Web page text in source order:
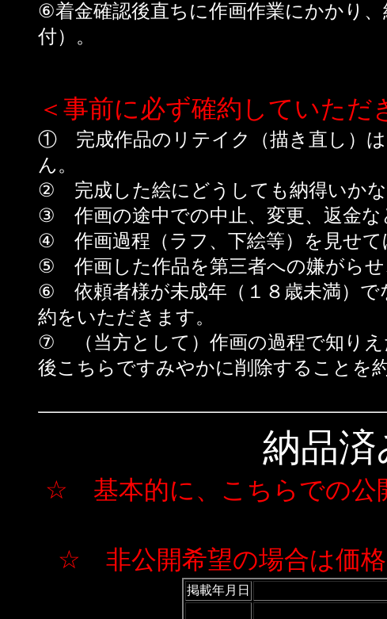
⑥着金確認後直ちに作画作業にかかり
付）。
＜事前に必ず確約していただ
① 完成作品のリテイク（描き直し）は
ん。
② 完成した絵にどうしても納得いかな
③ 作画の途中での中止、変更、返金な
④ 作画過程（ラフ、下絵等）を見せて
⑤ 作画した作品を第三者への嫌がらせ
⑥ 依頼者様が未成年（１８歳未満）で
約をいただきます。
⑦ （当方として）作画の過程で知りえ
後こちらですみやかに削除することを
納品
☆ 基本的に、こちらでの公
☆ 非公開希望の場合は価格
掲載年月日